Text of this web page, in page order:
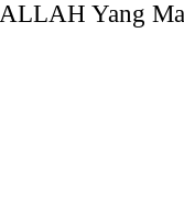
ALLAH Yang